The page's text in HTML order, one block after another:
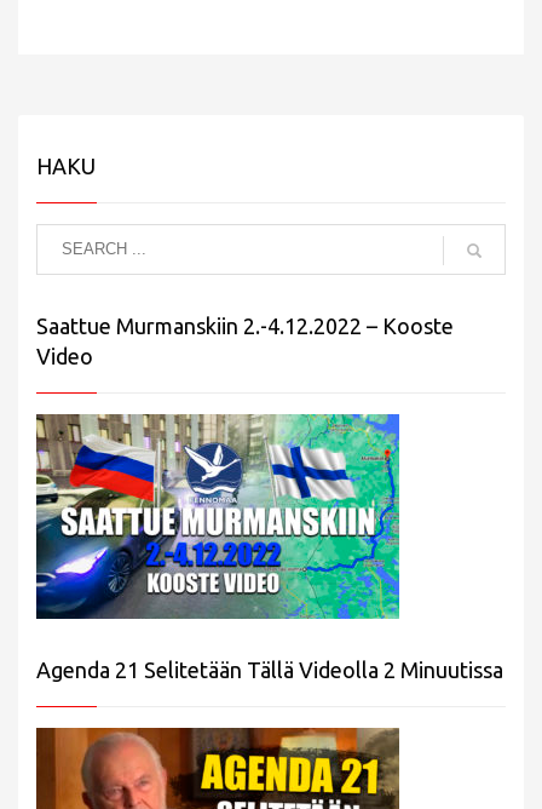
HAKU
Saattue Murmanskiin 2.-4.12.2022 – Kooste
Video
Agenda 21 Selitetään Tällä Videolla 2 Minuutissa